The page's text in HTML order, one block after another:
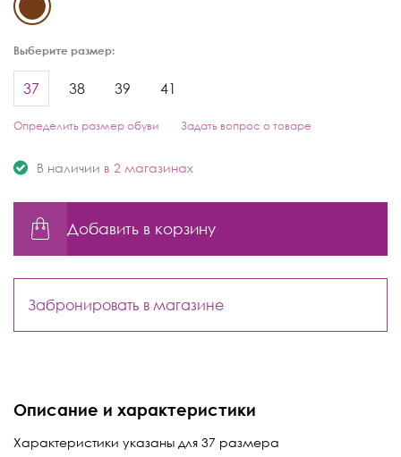
Выберите размер:
37 38 39 41
Определить размер обуви Задать вопрос о товаре
В наличии в 2 магазинах
Добавить в корзину
Забронировать в магазине
Описание и характеристики
Характеристики указаны для 37 размера